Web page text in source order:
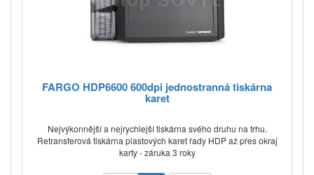
FARGO HDP6600 600dpi jednostranná tiskárna
karet
Nejvýkonnější a nejrychlejší tiskárna svého druhu na trhu.
Retransferová tiskárna plastových karet řady HDP až přes okraj
karty - záruka 3 roky